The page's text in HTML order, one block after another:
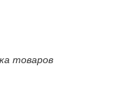
товаров